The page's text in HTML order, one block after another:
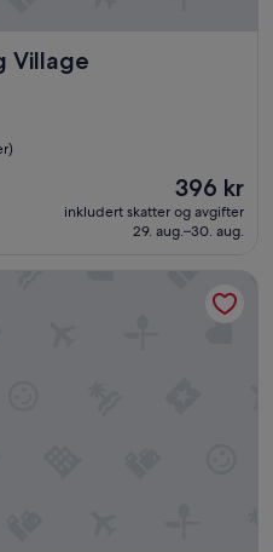
Village
Prisen
396 kr
396 kr
inkludert skatter og avgifter
29. aug.–30. aug.